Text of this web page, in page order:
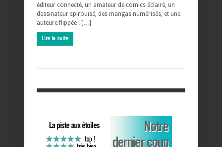
éditeur connecté, un amateur de comics éclairé, un
dessinateur spirouïsé, des mangas numérisés, et une
auteure flippée ! […]
Lire la suite